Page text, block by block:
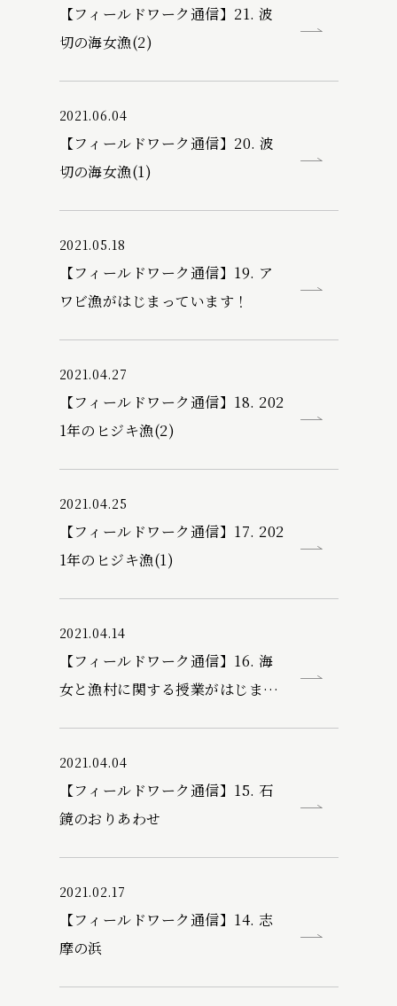
【フィールドワーク通信】21. 波
切の海女漁(2)
2021.06.04
【フィールドワーク通信】20. 波
切の海女漁(1)
2021.05.18
【フィールドワーク通信】19. ア
ワビ漁がはじまっています！
2021.04.27
【フィールドワーク通信】18. 202
1年のヒジキ漁(2)
2021.04.25
【フィールドワーク通信】17. 202
1年のヒジキ漁(1)
2021.04.14
【フィールドワーク通信】16. 海
女と漁村に関する授業がはじまり
2021.04.04
【フィールドワーク通信】15. 石
鏡のおりあわせ
2021.02.17
【フィールドワーク通信】14. 志
摩の浜